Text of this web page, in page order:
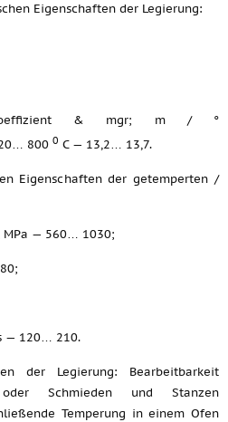
Eigenschaften der Legierung:
& mgr; m / °
800 0 C — 13,2… 13,7.
Eigenschaften der getemperten /
MPa — 560… 1030;
— 120… 210.
der Legierung: Bearbeitbarkeit
oder Schmieden und Stanzen
Temperung in einem Ofen